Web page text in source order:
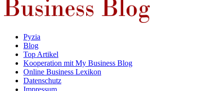
Pyzia
Blog
Top Artikel
Kooperation mit My Business Blog
Online Business Lexikon
Datenschutz
Impressum